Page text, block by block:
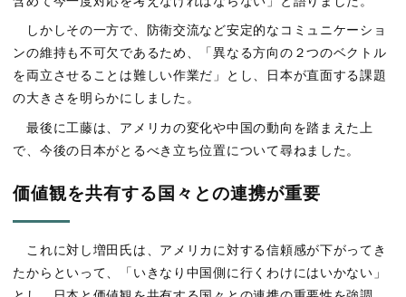
しかしその一方で、防衛交流など安定的なコミュニケーショ
ンの維持も不可欠であるため、「異なる方向の２つのベクトル
を両立させることは難しい作業だ」とし、日本が直面する課題
の大きさを明らかにしました。
最後に工藤は、アメリカの変化や中国の動向を踏まえた上
で、今後の日本がとるべき立ち位置について尋ねました。
価値観を共有する国々との連携が重要
これに対し増田氏は、アメリカに対する信頼感が下がってき
たからといって、「いきなり中国側に行くわけにはいかない」